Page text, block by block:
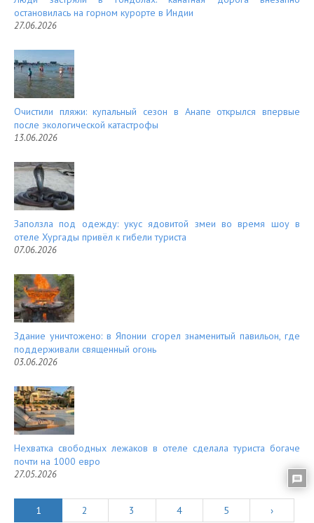
остановилась на горном курорте в Индии
27.06.2026
Очистили пляжи: купальный сезон в Анапе открылся впервые
после экологической катастрофы
13.06.2026
Заползла под одежду: укус ядовитой змеи во время шоу в
отеле Хургады привёл к гибели туриста
07.06.2026
Здание уничтожено: в Японии сгорел знаменитый павильон, где
поддерживали священный огонь
03.06.2026
Нехватка свободных лежаков в отеле сделала туриста богаче
почти на 1000 евро
27.05.2026
1 2 3 4 5 ›